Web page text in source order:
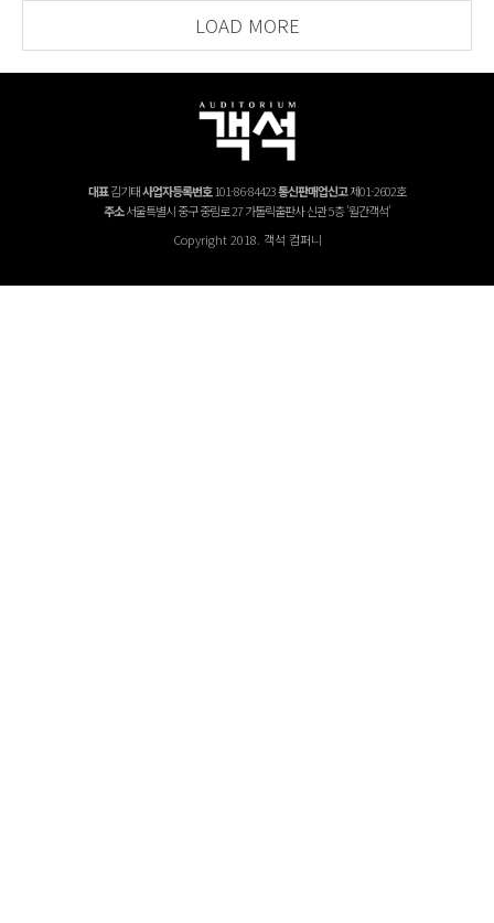
LOAD MORE
대표김기태사업자등록번호101-86-84423통신판매업신고제01-2602호
주소서울특별시 중구 중림로 27 가톨릭출판사 신관 5층 '월간객석'
Copyright 2018. 객석 컴퍼니